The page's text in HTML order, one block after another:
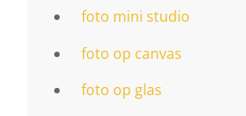
foto mini studio
foto op canvas
foto op glas